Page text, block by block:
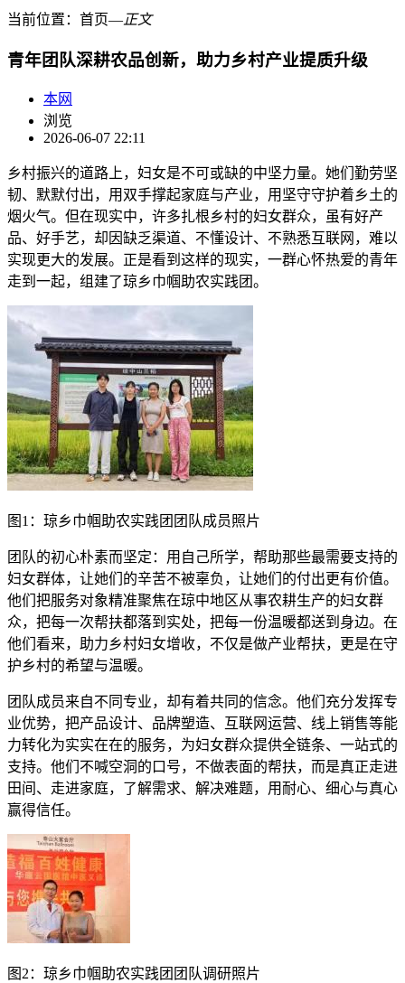
当前位置： 首页―正文
青年团队深耕农品创新，助力乡村产业提质升级
本网
浏览
2026-06-07 22:11
乡村振兴的道路上，妇女是不可或缺的中坚力量。她们勤劳坚
韧、默默付出，用双手撑起家庭与产业，用坚守守护着乡土的
烟火气。但在现实中，许多扎根乡村的妇女群众，虽有好产
品、好手艺，却因缺乏渠道、不懂设计、不熟悉互联网，难以
实现更大的发展。正是看到这样的现实，一群心怀热爱的青年
走到一起，组建了琼乡巾帼助农实践团。
图1：琼乡巾帼助农实践团团队成员照片
团队的初心朴素而坚定：用自己所学，帮助那些最需要支持的
妇女群体，让她们的辛苦不被辜负，让她们的付出更有价值。
他们把服务对象精准聚焦在琼中地区从事农耕生产的妇女群
众，把每一次帮扶都落到实处，把每一份温暖都送到身边。在
他们看来，助力乡村妇女增收，不仅是做产业帮扶，更是在守
护乡村的希望与温暖。
团队成员来自不同专业，却有着共同的信念。他们充分发挥专
业优势，把产品设计、品牌塑造、互联网运营、线上销售等能
力转化为实实在在的服务，为妇女群众提供全链条、一站式的
支持。他们不喊空洞的口号，不做表面的帮扶，而是真正走进
田间、走进家庭，了解需求、解决难题，用耐心、细心与真心
赢得信任。
图2：琼乡巾帼助农实践团团队调研照片